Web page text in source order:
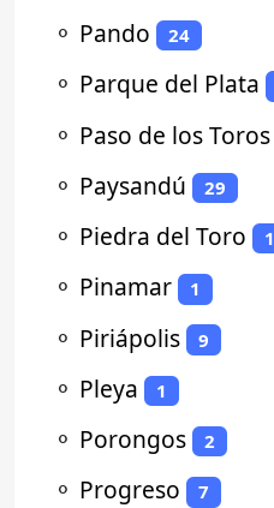
⚬ Pando 24
⚬ Parque del Plata
⚬ Paso de los Toros
⚬ Paysandú 29
⚬ Piedra del Toro 1
⚬ Pinamar 1
⚬ Piriápolis 9
⚬ Pleya 1
⚬ Porongos 2
⚬ Progreso 7